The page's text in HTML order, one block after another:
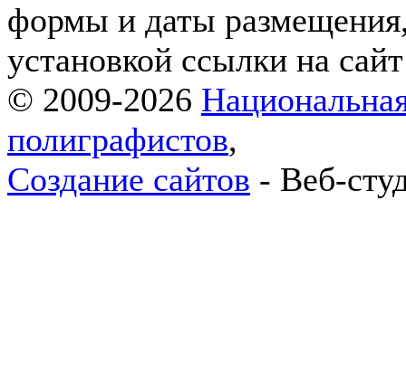
формы и даты
установкой ссылки на
© 2009-2026
полиграфистов,
Создание сайтов - Веб-